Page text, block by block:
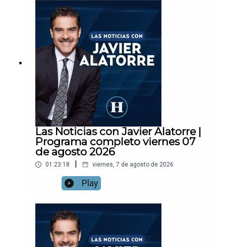
Las Noticias con Javier Alatorre |
Programa completo viernes 07
de agosto 2026
01:23:18 viernes, 7 de agosto de 2026
Play